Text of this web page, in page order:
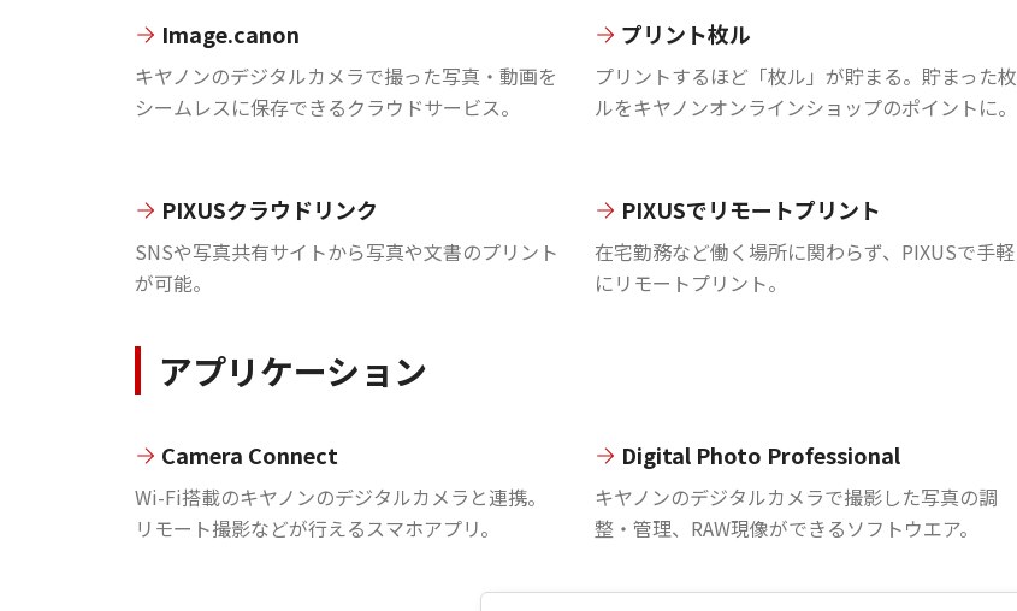
Image.canon
キヤノンのデジタルカメラで撮った写真・動画を
シームレスに保存できるクラウドサービス。
プリント枚ル
プリントするほど「枚ル」が貯まる。貯まった枚
ルをキヤノンオンラインショップのポイントに。
PIXUSクラウドリンク
SNSや写真共有サイトから写真や文書のプリント
が可能。
PIXUSでリモートプリント
在宅勤務など働く場所に関わらず、PIXUSで手軽
にリモートプリント。
アプリケーション
Camera Connect
Wi-Fi搭載のキヤノンのデジタルカメラと連携。
リモート撮影などが行えるスマホアプリ。
Digital Photo Professional
キヤノンのデジタルカメラで撮影した写真の調
整・管理、RAW現像ができるソフトウエア。